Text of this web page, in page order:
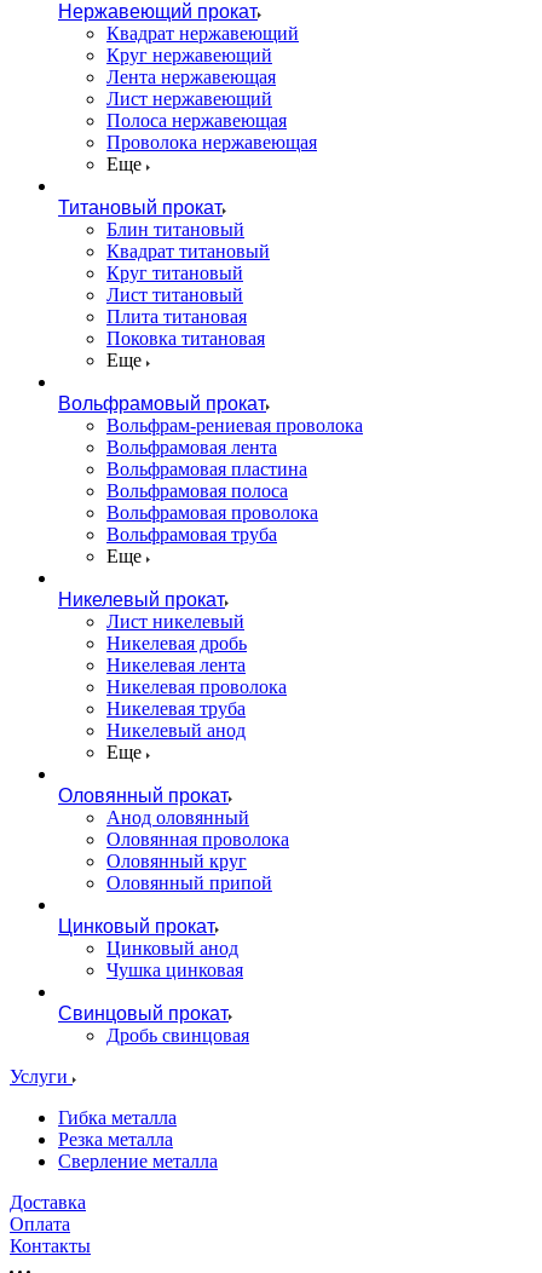
Нержавеющий прокат
Квадрат нержавеющий
Круг нержавеющий
Лента нержавеющая
Лист нержавеющий
Полоса нержавеющая
Проволока нержавеющая
Еще
Титановый прокат
Блин титановый
Квадрат титановый
Круг титановый
Лист титановый
Плита титановая
Поковка титановая
Еще
Вольфрамовый прокат
Вольфрам-рениевая проволока
Вольфрамовая лента
Вольфрамовая пластина
Вольфрамовая полоса
Вольфрамовая проволока
Вольфрамовая труба
Еще
Никелевый прокат
Лист никелевый
Никелевая дробь
Никелевая лента
Никелевая проволока
Никелевая труба
Никелевый анод
Еще
Оловянный прокат
Анод оловянный
Оловянная проволока
Оловянный круг
Оловянный припой
Цинковый прокат
Цинковый анод
Чушка цинковая
Свинцовый прокат
Дробь свинцовая
Услуги
Гибка металла
Резка металла
Сверление металла
Доставка
Оплата
Контакты